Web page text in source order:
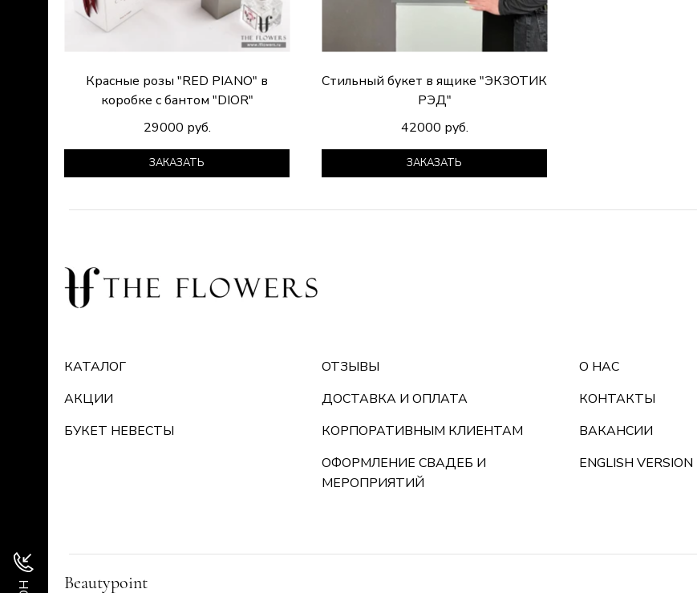
Красные розы "RED PIANO" в
коробке с бантом "DIOR"
29000 руб.
ЗАКАЗАТЬ
Стильный букет в ящике "ЭКЗОТИК
РЭД"
42000 руб.
ЗАКАЗАТЬ
КАТАЛОГ
АКЦИИ
БУКЕТ НЕВЕСТЫ
ОТЗЫВЫ
ДОСТАВКА И ОПЛАТА
КОРПОРАТИВНЫМ КЛИЕНТАМ
ОФОРМЛЕНИЕ СВАДЕБ И
МЕРОПРИЯТИЙ
О НАС
КОНТАКТЫ
ВАКАНСИИ
ENGLISH VERSION
Beautypoint